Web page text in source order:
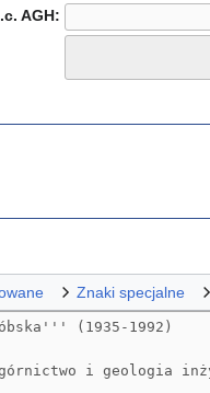
AGH:
Znaki specjalne